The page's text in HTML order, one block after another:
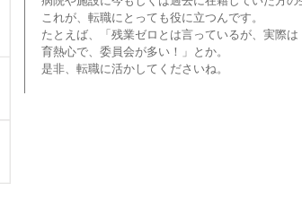
これが、転職にとっても役に立つんです。
たとえば、「残業ゼロとは言っているが、実際
育熱心で、委員会が多い！」とか。
是非、転職に活かしてくださいね。